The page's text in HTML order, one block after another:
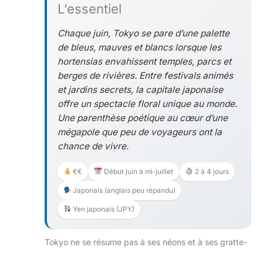
L’essentiel
Chaque juin, Tokyo se pare d’une palette
de bleus, mauves et blancs lorsque les
hortensias envahissent temples, parcs et
berges de rivières. Entre festivals animés
et jardins secrets, la capitale japonaise
offre un spectacle floral unique au monde.
Une parenthèse poétique au cœur d’une
mégapole que peu de voyageurs ont la
chance de vivre.
€€ Début juin à mi-juillet 2 à 4 jours
Japonais (anglais peu répandu)
Yen japonais (JPY)
Tokyo ne se résume pas à ses néons et à ses gratte-